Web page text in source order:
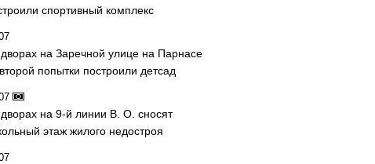
спортивный комплекс
на Заречной улице на Парнасе
попытки построили детсад
на 9-й линии В. О. сносят
этаж жилого недостроя